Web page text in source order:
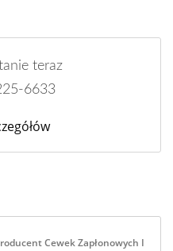
teraz
6633
Cewek Zapłonowych I